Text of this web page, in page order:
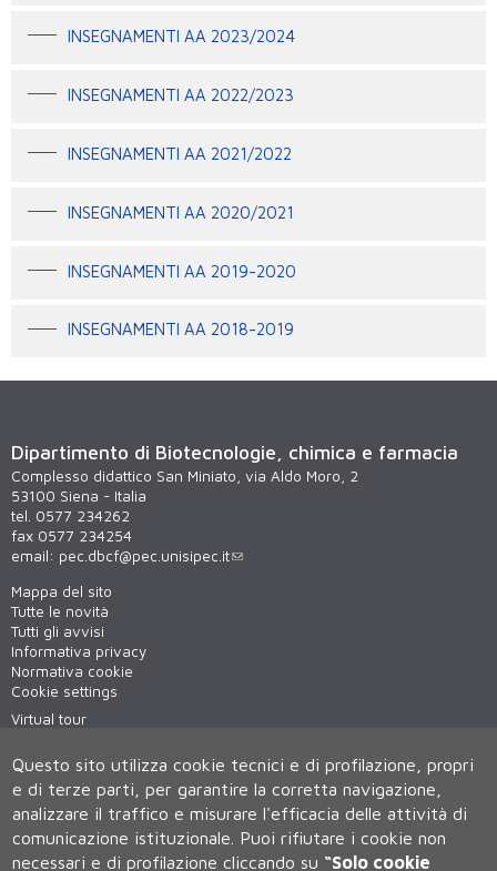
INSEGNAMENTI AA 2023/2024
INSEGNAMENTI AA 2022/2023
INSEGNAMENTI AA 2021/2022
INSEGNAMENTI AA 2020/2021
INSEGNAMENTI AA 2019-2020
INSEGNAMENTI AA 2018-2019
Dipartimento di Biotecnologie, chimica e farmacia
Complesso didattico San Miniato, via Aldo Moro, 2
53100 Siena - Italia
tel. 0577 234262
fax 0577 234254
email: pec.dbcf@pec.unisipec.it
Mappa del sito
Tutte le novità
Tutti gli avvisi
Informativa privacy
Normativa cookie
Cookie settings
Virtual tour
Questo sito utilizza cookie tecnici e di profilazione, propri
e di terze parti, per garantire la corretta navigazione,
analizzare il traffico e misurare l'efficacia delle attività di
comunicazione istituzionale. Puoi rifiutare i cookie non
necessari e di profilazione cliccando su “Solo cookie